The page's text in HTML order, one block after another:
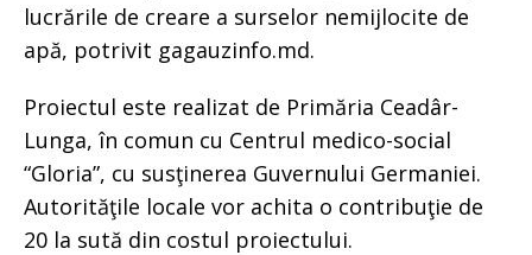
lucrările de creare a surselor nemijlocite de
apă, potrivit gagauzinfo.md.
Proiectul este realizat de Primăria Ceadâr-
Lunga, în comun cu Centrul medico-social
“Gloria”, cu susţinerea Guvernului Germaniei.
Autorităţile locale vor achita o contribuţie de
20 la sută din costul proiectului.